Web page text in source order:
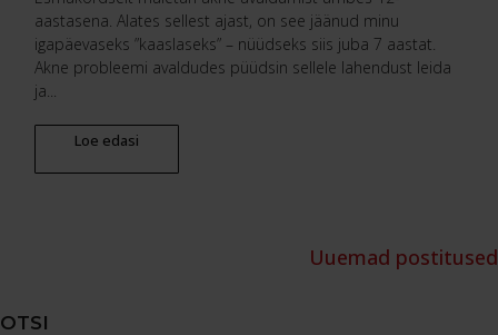
aastasena. Alates sellest ajast, on see jäänud minu
igapäevaseks ”kaaslaseks” – nüüdseks siis juba 7 aastat.
Akne probleemi avaldudes püüdsin sellele lahendust leida
ja...
Loe edasi
Uuemad postitused
OTSI